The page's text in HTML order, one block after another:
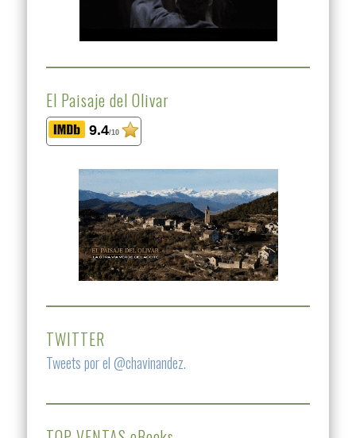
El Paisaje del Olivar
9.4/10
TWITTER
Tweets por el @chavinandez.